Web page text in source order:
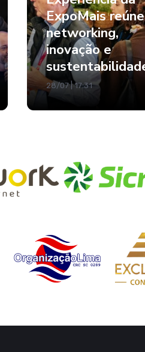
Experiência da
ExpoMais reúne
networking,
inovação e
sustentabilidade
28/07 | 17:31